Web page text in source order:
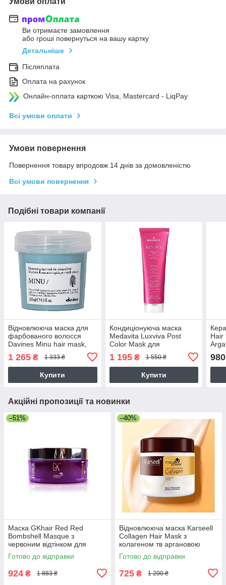
Ви отримаєте замовлення
або гроші повернуться на вашу картку
Детальніше
Післяплата
Оплата на рахунок
Онлайн-оплата карткою Visa, Mastercard - LiqPay
Всі умови оплати
Умови повернення
Повернення товару впродовж 14 днів за домовленістю
Всі умови повернення
Подібні товари компанії
Відновлююча маска для
фарбованого волосся
Davines Minu hair mask,
1 265 ₴ 1 333 ₴
Купити
Кондиціонуюча маска
Medavita Luxviva Post
Color Mask для
(кислий p.H 2,8), 150 мл
1 195₴ 1 550 ₴
Купити
Hair
200
980
Акційні пропозиції та новинки
–51%
Маска GKhair Red Red
Bombshell Masque з
червоним відтінком для
фарбованого волосся 200 мл
Готово до відправки
924 ₴ 1 883 ₴
–40%
Відновлююча маска Karseell
Collagen Hair Mask з
колагеном тв аргановою
олією для сухого волосся,
500 мл
Готово до відправки
725 ₴ 1 200 ₴